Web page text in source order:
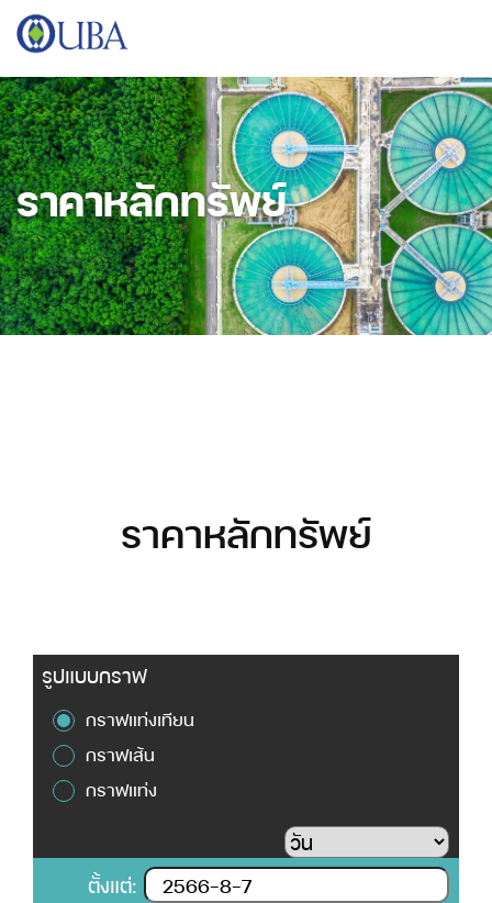
ราคาหลักทรัพย์
ราคาหลักทรัพย์
รูปแบบกราฟ
กราฟแท่งเทียน
กราฟเส้น
กราฟแท่ง
ตั้งแต่: